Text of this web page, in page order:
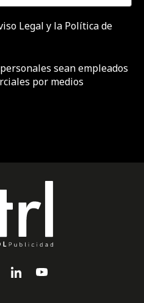
Legal y la Política de
sean empleados
por medios